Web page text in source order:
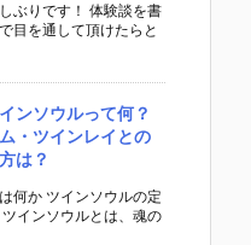
ぶりです！ 体験談を書
目を通して頂けたらと
ンソウルって何？
・ツインレイとの
は？
何か ツインソウルの定
インソウルとは、魂の